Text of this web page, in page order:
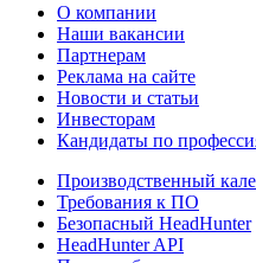
О компании
Наши вакансии
Партнерам
Реклама на сайте
Новости и статьи
Инвесторам
Кандидаты по
Производственный
Требования к ПО
Безопасный HeadHunter
HeadHunter API